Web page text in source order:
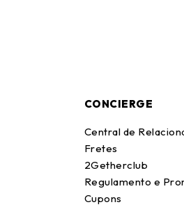
CONCIERGE
Central de
Fretes
2Getherclub
Regulamento e
Cupons